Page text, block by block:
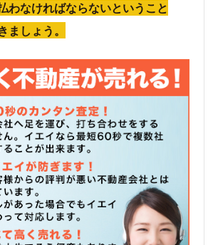
わなければならないということ
ましょう。